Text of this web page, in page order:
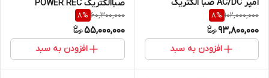
آمپر AC/DC صبا الکتریک
PULSED TIG 250 D-AC/DC
102,000,000
8%
93,800,000
افزودن به سبد
صباالکتریک POWER REC
Series 420
60,300,000
8%
55,000,000
افزودن به سبد